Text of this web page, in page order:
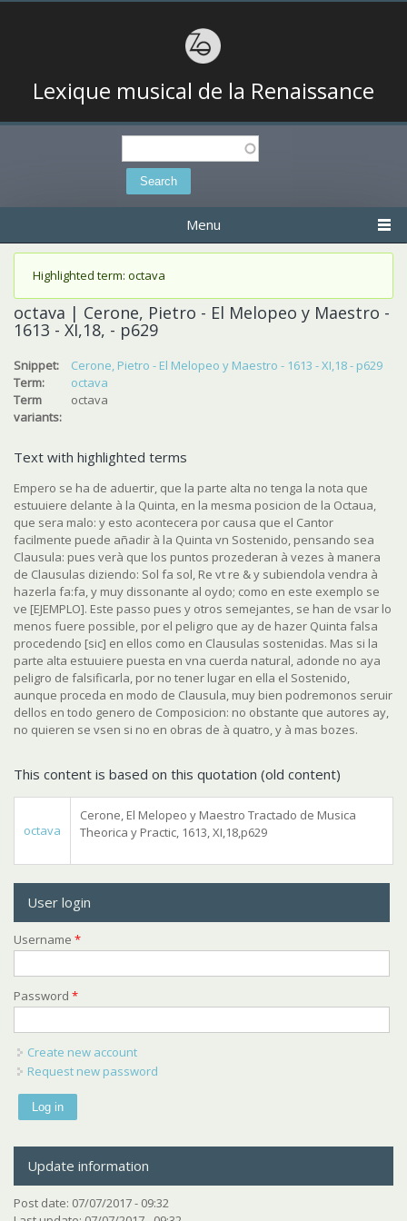
Lexique musical de la Renaissance
Search
Menu
Status message
Highlighted term: octava
octava | Cerone, Pietro - El Melopeo y Maestro -
1613 - XI,18, - p629
Snippet:
Cerone, Pietro - El Melopeo y Maestro - 1613 - XI,18 - p629
Term:
octava
Term
variants:
octava
Text with highlighted terms
Empero se ha de aduertir, que la parte alta no tenga la nota que
estuuiere delante à la Quinta, en la mesma posicion de la Octaua,
que sera malo: y esto acontecera por causa que el Cantor
facilmente puede añadir à la Quinta vn Sostenido, pensando sea
Clausula: pues verà que los puntos prozederan à vezes à manera
de Clausulas diziendo: Sol fa sol, Re vt re & y subiendola vendra à
hazerla fa:fa, y muy dissonante al oydo; como en este exemplo se
ve [EJEMPLO]. Este passo pues y otros semejantes, se han de vsar lo
menos fuere possible, por el peligro que ay de hazer Quinta falsa
procedendo [sic] en ellos como en Clausulas sostenidas. Mas si la
parte alta estuuiere puesta en vna cuerda natural, adonde no aya
peligro de falsificarla, por no tener lugar en ella el Sostenido,
aunque proceda en modo de Clausula, muy bien podremonos seruir
dellos en todo genero de Composicion: no obstante que autores ay,
no quieren se vsen si no en obras de à quatro, y à mas bozes.
This content is based on this quotation (old content)
octava
Cerone, El Melopeo y Maestro Tractado de Musica
Theorica y Practic, 1613, XI,18,p629
User login
Username *
Password *
Create new account
Request new password
Update information
Post date: 07/07/2017 - 09:32